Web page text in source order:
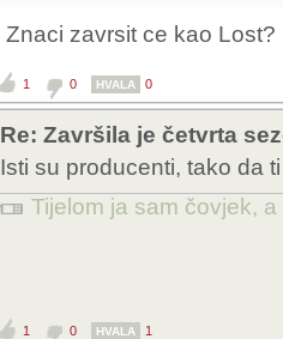
Znaci zavrsit ce kao Lost?
1 0 HVALA 0
Re: Završila je četvrta
Isti su producenti, tako da
Tijelom ja sam čovjek,
1 0 HVALA 1